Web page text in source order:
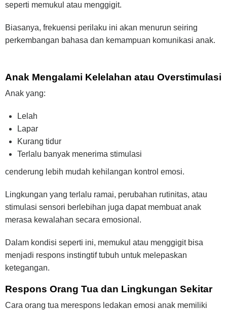
seperti memukul atau menggigit.
Biasanya, frekuensi perilaku ini akan menurun seiring
perkembangan bahasa dan kemampuan komunikasi anak.
Anak Mengalami Kelelahan atau Overstimulasi
Anak yang:
Lelah
Lapar
Kurang tidur
Terlalu banyak menerima stimulasi
cenderung lebih mudah kehilangan kontrol emosi.
Lingkungan yang terlalu ramai, perubahan rutinitas, atau
stimulasi sensori berlebihan juga dapat membuat anak
merasa kewalahan secara emosional.
Dalam kondisi seperti ini, memukul atau menggigit bisa
menjadi respons instingtif tubuh untuk melepaskan
ketegangan.
Respons Orang Tua dan Lingkungan Sekitar
Cara orang tua merespons ledakan emosi anak memiliki